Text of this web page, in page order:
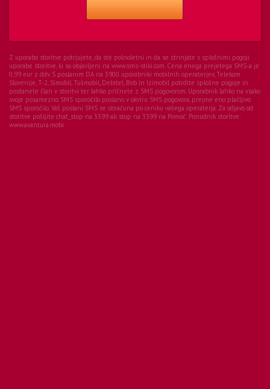
Z uporabo storitve potrjujete, da ste polnoletni in da se strinjate s splošnimi pogoji
uporabe storitve, ki so objavljeni na www.sms-stiki.com. Cena enega prejetega SMS-a je
0,99 eur z ddv. S poslanim DA na 3900 uporabniki mobilnih operaterjev, Telekom
Slovenije, T-2, Simobil, Tušmobil, Debitel, Bob in Izimobil potrdite splošne pogoje in
postanete član v storitvi ter lahko pričnete z SMS pogovorom. Uporabnik lahko na vsako
svoje posamezno SMS sporočilo poslano v okviru SMS pogovora, prejme eno plačljivo
SMS sporočilo. Vaš poslani SMS se obračuna po ceniku vašega operaterja. Za odjavo od
storitve pošljite chat_stop na 3399 ali stop na 3399 na Pomoč: Ponudnik storitve:
www.avantura.mobi